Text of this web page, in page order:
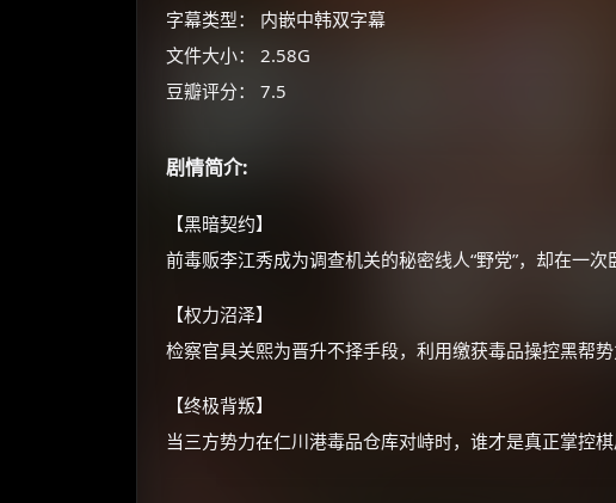
字幕类型： 内嵌中韩双字幕
文件大小： 2.58G
豆瓣评分： 7.5
剧情简介:
【黑暗契约】
前毒贩李江秀成为调查机关的秘密线人“野党”，却在一
【权力沼泽】
检察官具关熙为晋升不择手段，利用缴获毒品操控黑帮
【终极背叛】
当三方势力在仁川港毒品仓库对峙时，谁才是真正掌控棋